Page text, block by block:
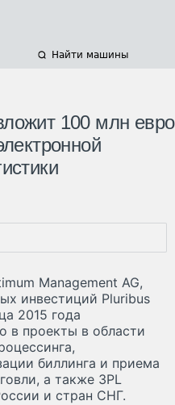
Найти машины
100 млн евро
Management AG,
инвестиций Pluribus
2015 года
в проекты в области
биллинга и приема
а также 3PL
и стран СНГ.